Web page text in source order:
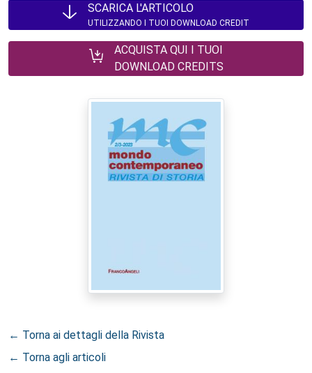
SCARICA L'ARTICOLO
UTILIZZANDO I TUOI DOWNLOAD CREDIT
ACQUISTA QUI I TUOI
DOWNLOAD CREDITS
← Torna ai dettagli della Rivista
← Torna agli articoli